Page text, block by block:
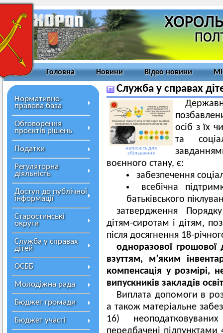
Головна Новини Відео новини
Нормативно-
правова база
Обговорення
проєктів рішень
Податки
Регуляторна
діяльність
Доступ до публічної
інформації
Старостинські
округи
Служба у справах
дітей
ОСББ
Молодіжна рада
Бюджет громади
Бюджет участі
Служба у справах
натисніть для
збільшення
осіб з їх
та
воєнного стану, є:
забезпечення
всебічна
батьківського
затвердження
дітям-сиротам і дітям,
після досягнення 18-
одноразової
взуттям, м’яким
компенсація у розмірі,
випускників закладів
Виплата допомоги в
а також матеріальне
16)
передбачені